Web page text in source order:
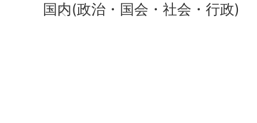
国内(政治・国会・社会・行政)